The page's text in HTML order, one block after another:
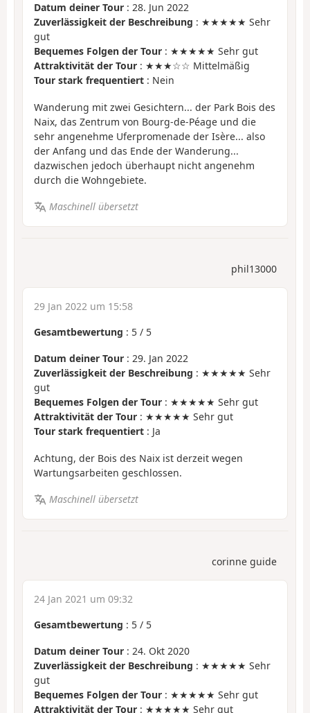
Datum deiner Tour : 28. Jun 2022
Zuverlässigkeit der Beschreibung : ★★★★★ Sehr
gut
Bequemes Folgen der Tour : ★★★★★ Sehr gut
Attraktivität der Tour : ★★★☆☆ Mittelmäßig
Tour stark frequentiert : Nein
Wanderung mit zwei Gesichtern... der Park Bois des
Naix, das Zentrum von Bourg-de-Péage und die
sehr angenehme Uferpromenade der Isère... also
der Anfang und das Ende der Wanderung...
dazwischen jedoch überhaupt nicht angenehm
durch die Wohngebiete.
Maschinell übersetzt
phil13000
29 Jan 2022 um 15:58
Gesamtbewertung : 5 / 5
Datum deiner Tour : 29. Jan 2022
Zuverlässigkeit der Beschreibung : ★★★★★ Sehr
gut
Bequemes Folgen der Tour : ★★★★★ Sehr gut
Attraktivität der Tour : ★★★★★ Sehr gut
Tour stark frequentiert : Ja
Achtung, der Bois des Naix ist derzeit wegen
Wartungsarbeiten geschlossen.
Maschinell übersetzt
corinne guide
24 Jan 2021 um 09:32
Gesamtbewertung : 5 / 5
Datum deiner Tour : 24. Okt 2020
Zuverlässigkeit der Beschreibung : ★★★★★ Sehr
gut
Bequemes Folgen der Tour : ★★★★★ Sehr gut
Attraktivität der Tour : ★★★★★ Sehr gut